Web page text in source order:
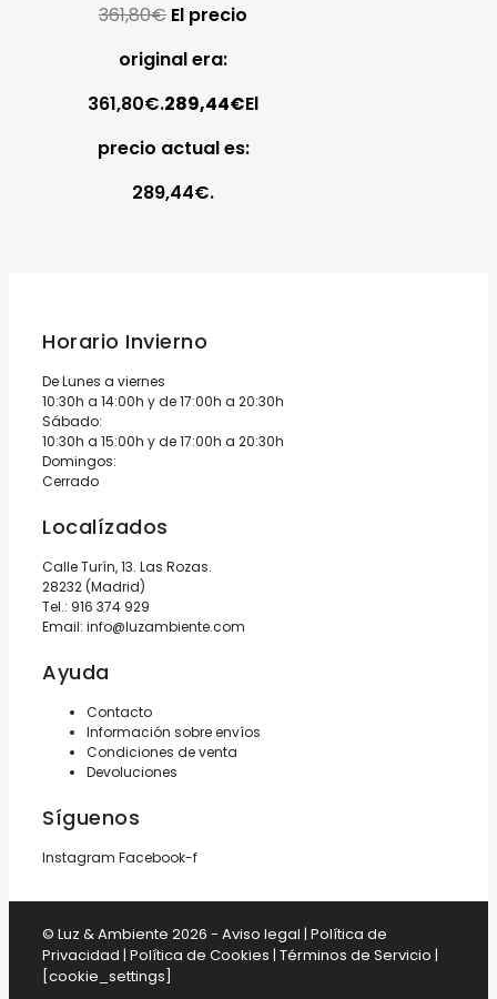
361,80€ El precio
original era:
361,80€.289,44€El
precio actual es:
289,44€.
Horario Invierno
De Lunes a viernes
10:30h a 14:00h y de 17:00h a 20:30h
Sábado:
10:30h a 15:00h y de 17:00h a 20:30h
Domingos:
Cerrado
Localízados
Calle Turín, 13. Las Rozas.
28232 (Madrid)
Tel.: 916 374 929
Email: info@luzambiente.com
Ayuda
Contacto
Información sobre envíos
Condiciones de venta
Devoluciones
Síguenos
Instagram Facebook-f
© Luz & Ambiente 2026 - Aviso legal | Política de
Privacidad | Política de Cookies | Términos de Servicio |
[cookie_settings]